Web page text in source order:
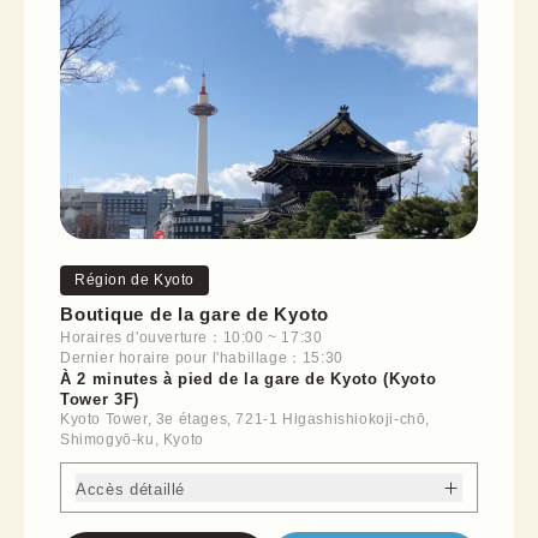
Région de Kyoto
Boutique de la gare de Kyoto
Horaires d'ouverture：10:00 ~ 17:30
Dernier horaire pour l'habillage：15:30
À 2 minutes à pied de la gare de Kyoto (Kyoto
Tower 3F)
Kyoto Tower, 3e étages, 721-1 Higashishiokoji-chō,
Shimogyō-ku, Kyoto
Accès détaillé